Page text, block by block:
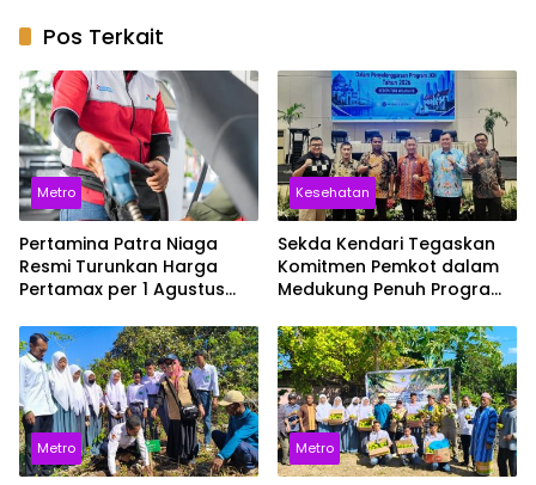
Pos Terkait
Metro
Pertamina Patra Niaga
Resmi Turunkan Harga
Pertamax per 1 Agustus
Sekarang
Kesehatan
Sekda Kendari Tegaskan
Komitmen Pemkot dalam
Medukung Penuh Program
Metro Metro